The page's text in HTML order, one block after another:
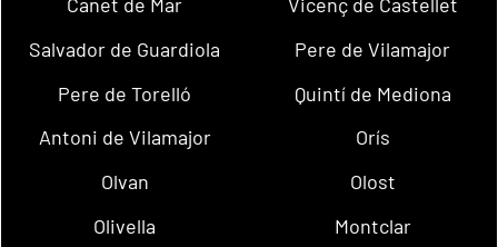
Salvador de Guardiola
Pere de Vilamajor
Pere de Torelló
Quintí de Mediona
Antoni de Vilamajor
Orís
Olvan
Olost
Olivella
Montclar